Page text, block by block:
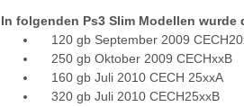
In folgenden Ps3 Slim Modellen wurde
120 gb September 2009
250 gb Oktober 2009 CECHxxB
160 gb Juli 2010 CECH 25xxA
320 gb Juli 2010 CECH25xxB